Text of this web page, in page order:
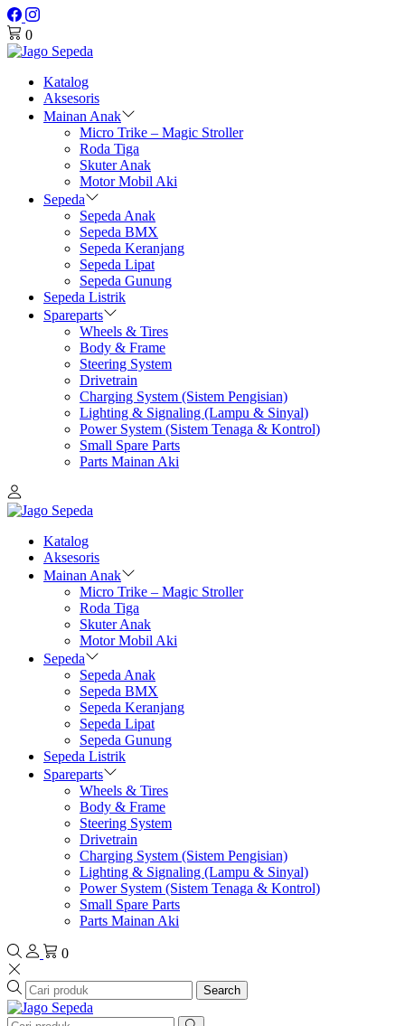
0
Katalog
Aksesoris
Mainan Anak
Micro Trike – Magic Stroller
Roda Tiga
Skuter Anak
Motor Mobil Aki
Sepeda
Sepeda Anak
Sepeda BMX
Sepeda Keranjang
Sepeda Lipat
Sepeda Gunung
Sepeda Listrik
Spareparts
Wheels & Tires
Body & Frame
Steering System
Drivetrain
Charging System (Sistem Pengisian)
Lighting & Signaling (Lampu & Sinyal)
Power System (Sistem Tenaga & Kontrol)
Small Spare Parts
Parts Mainan Aki
Katalog
Aksesoris
Mainan Anak
Micro Trike – Magic Stroller
Roda Tiga
Skuter Anak
Motor Mobil Aki
Sepeda
Sepeda Anak
Sepeda BMX
Sepeda Keranjang
Sepeda Lipat
Sepeda Gunung
Sepeda Listrik
Spareparts
Wheels & Tires
Body & Frame
Steering System
Drivetrain
Charging System (Sistem Pengisian)
Lighting & Signaling (Lampu & Sinyal)
Power System (Sistem Tenaga & Kontrol)
Small Spare Parts
Parts Mainan Aki
0
Search